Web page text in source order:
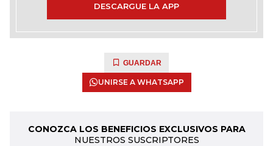
DESCARGUE LA APP
GUARDAR
UNIRSE A WHATSAPP
CONOZCA LOS BENEFICIOS EXCLUSIVOS PARA
NUESTROS SUSCRIPTORES